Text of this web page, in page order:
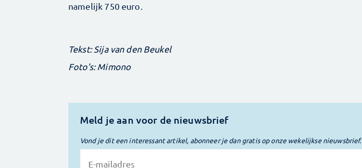
namelijk 750 euro.
Tekst: Sija van den Beukel
Foto's: Mimono
Meld je aan voor de nieuwsbrief
Vond je dit een interessant artikel, abonneer je dan gratis op onze wekelijkse nieuwsbrief.